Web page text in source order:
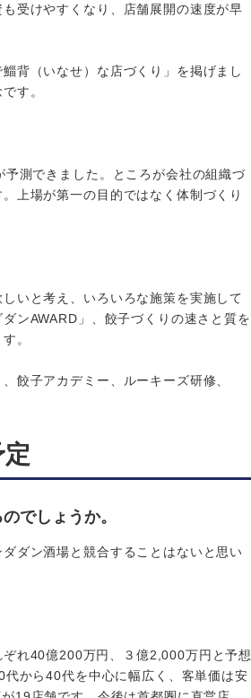
受けやすくなり、店舗展開の速度が早
背（いなせ）な店づくり」を掲げまし
す。
測できました。ところが会社の組織づ
上場が第一の目的ではなく体制づくり
いと考え、いろいろな施策を実施して
ンAWARD」、餃子づくりの速さと質を
。
餃子アカデミー、ルーキーズ研修、
でしょうか。
ダン酒場と競合することはないと思い
れ40億200万円、３億2,000万円と予想
から40代を中心に幅広く、客単価は安